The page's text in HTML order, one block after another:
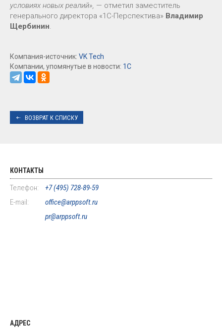
условиях новых реалий», — отметил заместитель
генерального директора «1С-Перспектива» Владимир
Щербинин.
Компания-источник: VK Tech
Компании, упомянутые в новости: 1С
ВОЗВРАТ К СПИСКУ
КОНТАКТЫ
Телефон:
+7 (495) 728-89-59
E-mail:
office@arppsoft.ru
pr@arppsoft.ru
АДРЕС